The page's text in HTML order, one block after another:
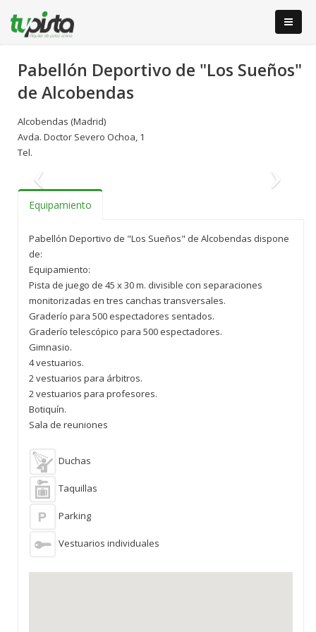
Pabellón Deportivo de "Los Sueños"
de Alcobendas
Alcobendas (Madrid)
Avda. Doctor Severo Ochoa, 1
Tel.
Anterior
Equipamiento
Pabellón Deportivo de "Los Sueños" de Alcobendas dispone
de:
Equipamiento:
Pista de juego de 45 x 30 m. divisible con separaciones
monitorizadas en tres canchas transversales.
Graderío para 500 espectadores sentados.
Graderío telescópico para 500 espectadores.
Gimnasio.
4 vestuarios.
2 vestuarios para árbitros.
2 vestuarios para profesores.
Botiquín.
Sala de reuniones
Duchas
Taquillas
Parking
Vestuarios individuales